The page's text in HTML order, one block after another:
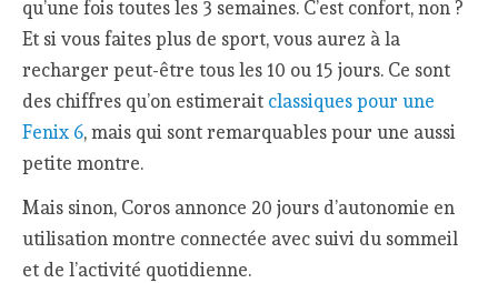
qu’une fois toutes les 3 semaines. C’est confort, non ?
Et si vous faites plus de sport, vous aurez à la
recharger peut-être tous les 10 ou 15 jours. Ce sont
des chiffres qu’on estimerait classiques pour une
Fenix 6, mais qui sont remarquables pour une aussi
petite montre.
Mais sinon, Coros annonce 20 jours d’autonomie en
utilisation montre connectée avec suivi du sommeil
et de l’activité quotidienne.